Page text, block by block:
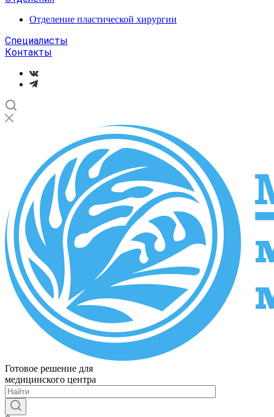
Отделение пластической хирургии
Специалисты
Контакты
Готовое решение для
медицинского центра